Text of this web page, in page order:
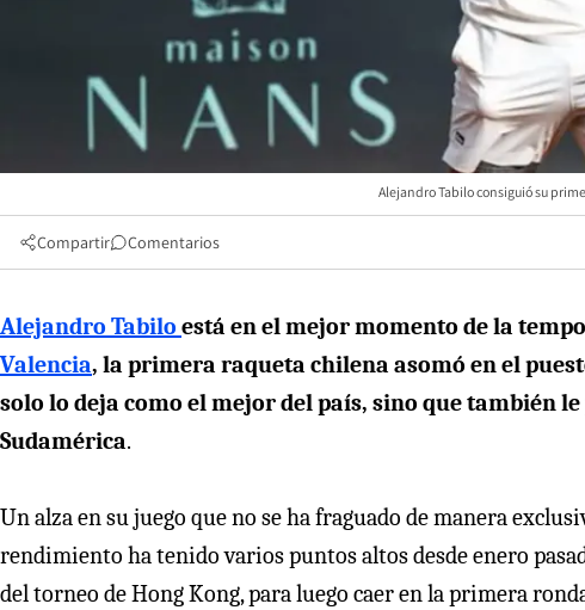
Alejandro Tabilo consiguió su
Compartir Comentarios
Alejandro Tabilo está en el mejor momento de la
Valencia, la primera raqueta chilena asomó en el
solo lo deja como el mejor del país, sino que también
Sudamérica.
Un alza en su juego que no se ha fraguado de manera
rendimiento ha tenido varios puntos altos desde enero
del torneo de Hong Kong, para luego caer en la primera